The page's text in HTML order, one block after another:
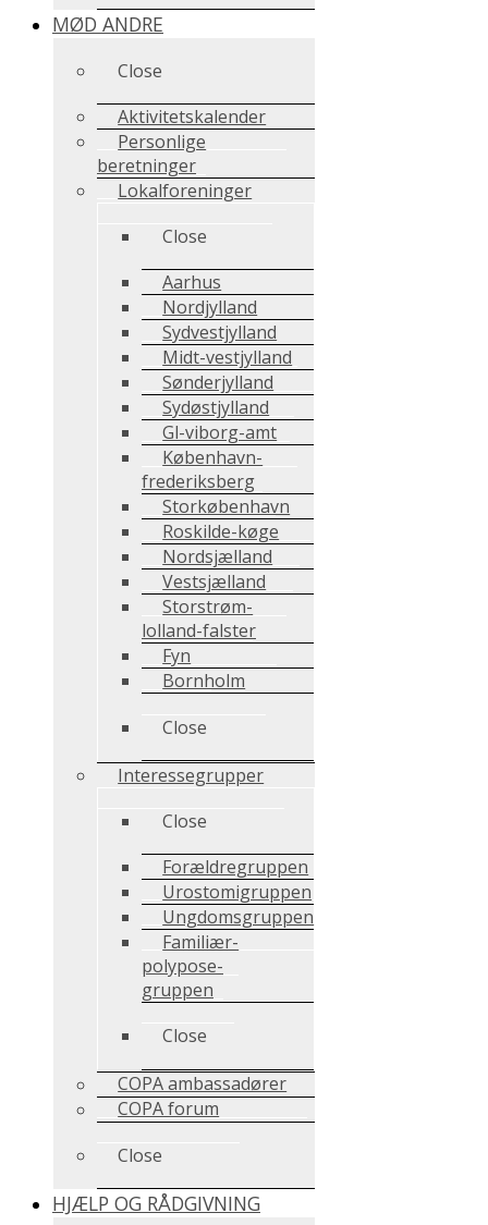
MØD ANDRE
Close
Aktivitetskalender
Personlige
beretninger
Lokalforeninger
Close
Aarhus
Nordjylland
Sydvestjylland
Midt-vestjylland
Sønderjylland
Sydøstjylland
Gl-viborg-amt
København-
frederiksberg
Storkøbenhavn
Roskilde-køge
Nordsjælland
Vestsjælland
Storstrøm-
lolland-falster
Fyn
Bornholm
Close
Interessegrupper
Close
Forældregruppen
Urostomigruppen
Ungdomsgruppen
Familiær-
polypose-
gruppen
Close
COPA ambassadører
COPA forum
Close
HJÆLP OG RÅDGIVNING